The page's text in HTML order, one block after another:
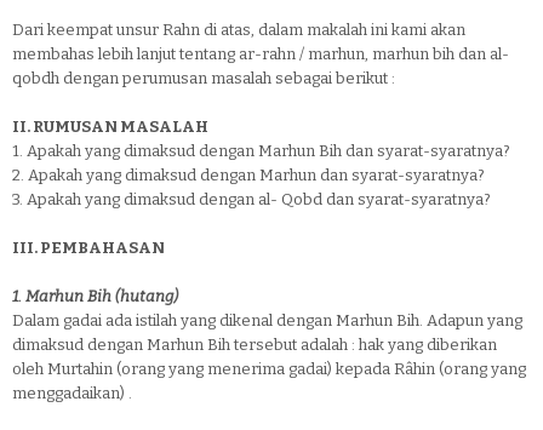
Dari keempat unsur Rahn di atas, dalam makalah ini kami akan
membahas lebih lanjut tentang ar-rahn / marhun, marhun bih dan al-
qobdh dengan perumusan masalah sebagai berikut :
II. RUMUSAN MASALAH
1. Apakah yang dimaksud dengan Marhun Bih dan syarat-syaratnya?
2. Apakah yang dimaksud dengan Marhun dan syarat-syaratnya?
3. Apakah yang dimaksud dengan al- Qobd dan syarat-syaratnya?
III. PEMBAHASAN
1. Marhun Bih (hutang)
Dalam gadai ada istilah yang dikenal dengan Marhun Bih. Adapun yang
dimaksud dengan Marhun Bih tersebut adalah : hak yang diberikan
oleh Murtahin (orang yang menerima gadai) kepada Râhin (orang yang
menggadaikan) .